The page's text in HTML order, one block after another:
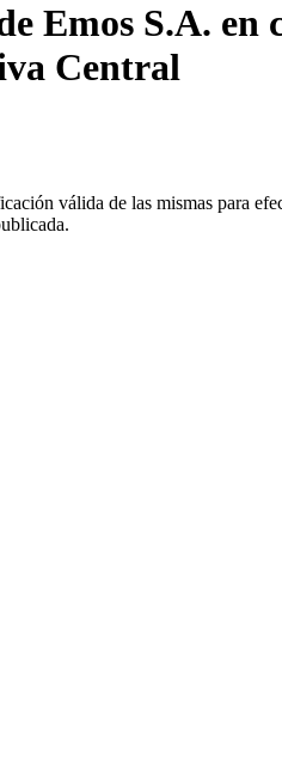
Emos S.A.
Central
válida de las mismas para